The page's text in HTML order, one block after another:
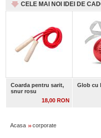
CELE MAI NOI IDEI DE
Coarda pentru sarit,
snur rosu
18,00 RON
Glob cu
Acasa corporate